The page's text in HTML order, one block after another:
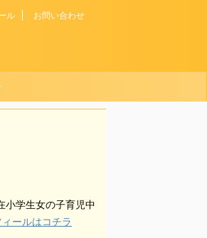
ル お問い合わせ
小学生女の子育児中
ールはコチラ